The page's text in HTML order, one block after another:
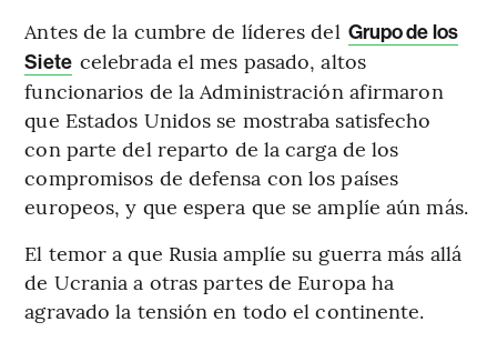
Antes de la cumbre de líderes del Grupo de los
Siete celebrada el mes pasado, altos
funcionarios de la Administración afirmaron
que Estados Unidos se mostraba satisfecho
con parte del reparto de la carga de los
compromisos de defensa con los países
europeos, y que espera que se amplíe aún más.
El temor a que Rusia amplíe su guerra más allá
de Ucrania a otras partes de Europa ha
agravado la tensión en todo el continente.